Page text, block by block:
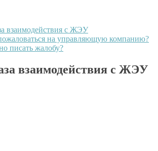
взаимодействия с ЖЭУ
на управляющую компанию?
писать жалобу?
взаимодействия с ЖЭУ